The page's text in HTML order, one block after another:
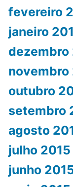
fevereiro
janeiro
dezembro
novembro
outubro
setembro
agosto
julho 2015
junho